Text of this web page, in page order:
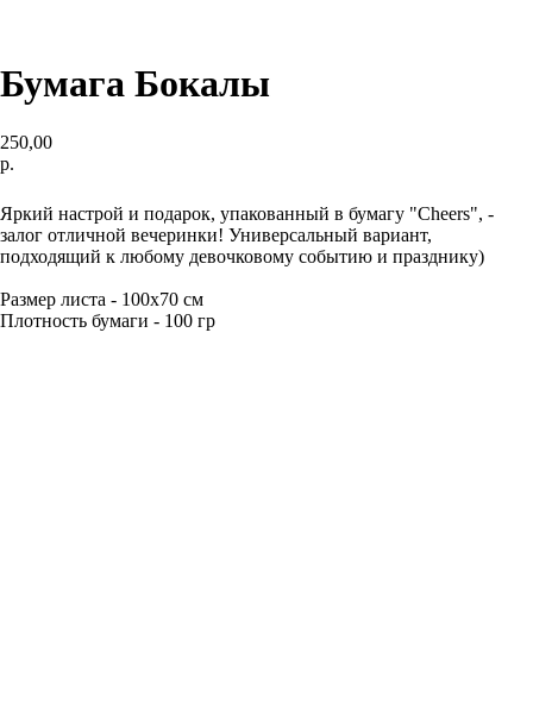
Бумага Бокалы
250,00
р.
Яркий настрой и подарок, упакованный в бумагу "Cheers", -
залог отличной вечеринки! Универсальный вариант,
подходящий к любому девочковому событию и празднику)
Размер листа - 100х70 см
Плотность бумаги - 100 гр